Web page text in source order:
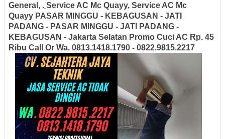
General, . Service AC Mc Quayy, Service AC Mc
Quayy PASAR MINGGU - KEBAGUSAN - JATI
PADANG - PASAR MINGGU - JATI PADANG -
KEBAGUSAN - Jakarta Selatan Promo Cuci AC Rp. 45
Ribu Call Or Wa. 0813.1418.1790 - 0822.9815.2217